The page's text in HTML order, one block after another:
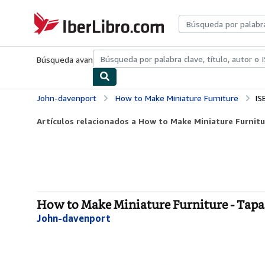
IberLibro.com
Búsqueda avanzadaColecciones Libros antiguosArte y
John-davenport How to Make Miniature Furniture
Artículos relacionados a How to Make Miniature
How to Make Miniature Furniture -
John-davenport